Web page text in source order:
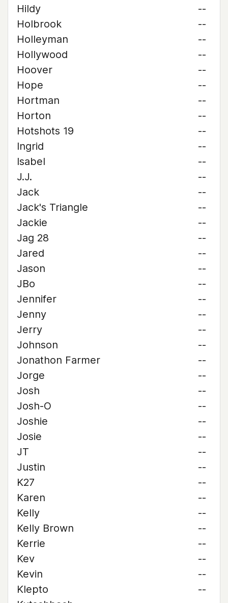
Hildy
--
Holbrook
--
Holleyman
--
Hollywood
--
Hoover
--
Hope
--
Hortman
--
Horton
--
Hotshots 19
--
Ingrid
--
Isabel
--
J.J.
--
Jack
--
Jack's Triangle
--
Jackie
--
Jag 28
--
Jared
--
Jason
--
JBo
--
Jennifer
--
Jenny
--
Jerry
--
Johnson
--
Jonathon Farmer
--
Jorge
--
Josh
--
Josh-O
--
Joshie
--
Josie
--
JT
--
Justin
--
K27
--
Karen
--
Kelly
--
Kelly Brown
--
Kerrie
--
Kev
--
Kevin
--
Klepto
--